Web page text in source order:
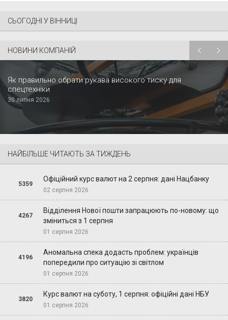
СЬОГОДНІ У ВІННИЦІ
НОВИНИ КОМПАНІЙ
Як правильно обрати рукава високого тиску для
спецтехніки
30 липня 2026
НАЙБІЛЬШЕ ЧИТАЮТЬ ЗА ТИЖДЕНЬ
5359
Офіційний курс валют на 2 серпня: дані Нацбанку
02 серпня 2026
4267
Відділення Нової пошти запрацюють по-новому: що
зміниться з 1 серпня
01 серпня 2026
4196
Аномальна спека додасть проблем: українців
попередили про ситуацію зі світлом
01 серпня 2026
3820
Курс валют на суботу, 1 серпня: офіційні дані НБУ
01 серпня 2026